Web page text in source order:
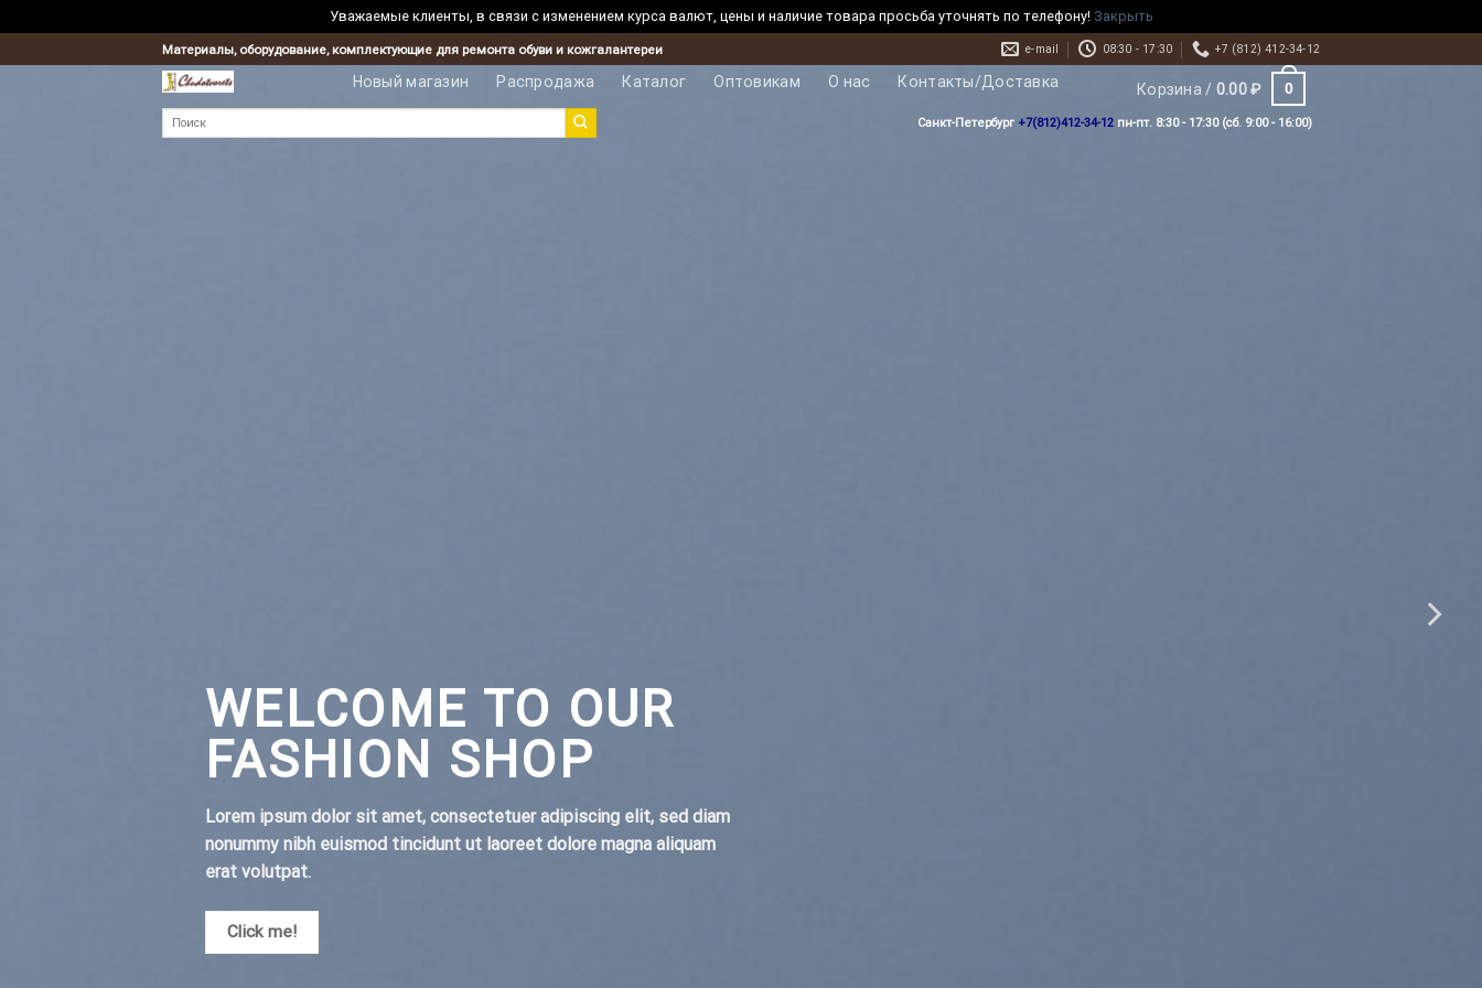
Уважаемые клиенты, в связи с изменением курса валют, цены и наличие товара просьба уточнять по телефону! Закрыть
to
Материалы, оборудование, комплектующие для ремонта обуви и кожгалантереи e-mail 08:30 - 17:30 +7 (812) 412-34-12
Новый магазин Распродажа Каталог Оптовикам О нас Контакты/Доставка Корзина / 0.00₽ 0
Искать:
Санкт-Петербург +7(812)412-34-12 пн-пт. 8:30 - 17:30 (сб. 9:00 - 16:00)
WELCOME TO OUR
FASHION SHOP
Lorem ipsum dolor sit amet, consectetuer adipiscing elit, sed diam
nonummy nibh euismod tincidunt ut laoreet dolore magna aliquam
erat volutpat.
Click me!